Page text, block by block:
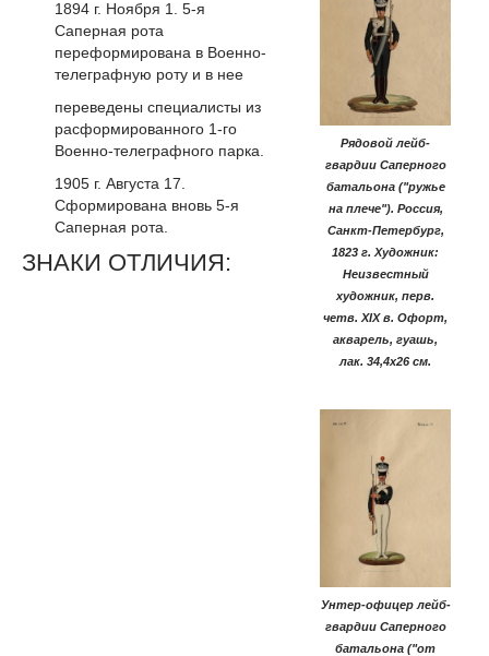
Рядовой лейб-
гвардии Саперного
батальона ("ружье
на плече"). Россия,
Санкт-Петербург,
1823 г. Художник:
Неизвестный
художник, перв.
четв. XIX в. Офорт,
акварель, гуашь,
лак. 34,4х26 см.
Унтер-офицер лейб-
гвардии Саперного
батальона ("от
1894 г. Ноября 1. 5-я
Саперная рота
переформирована в Военно-
телеграфную роту и в нее
переведены специалисты из
расформированного 1-го
Военно-телеграфного парка.
1905 г. Августа 17.
Сформирована вновь 5-я
Саперная рота.
ЗНАКИ ОТЛИЧИЯ: